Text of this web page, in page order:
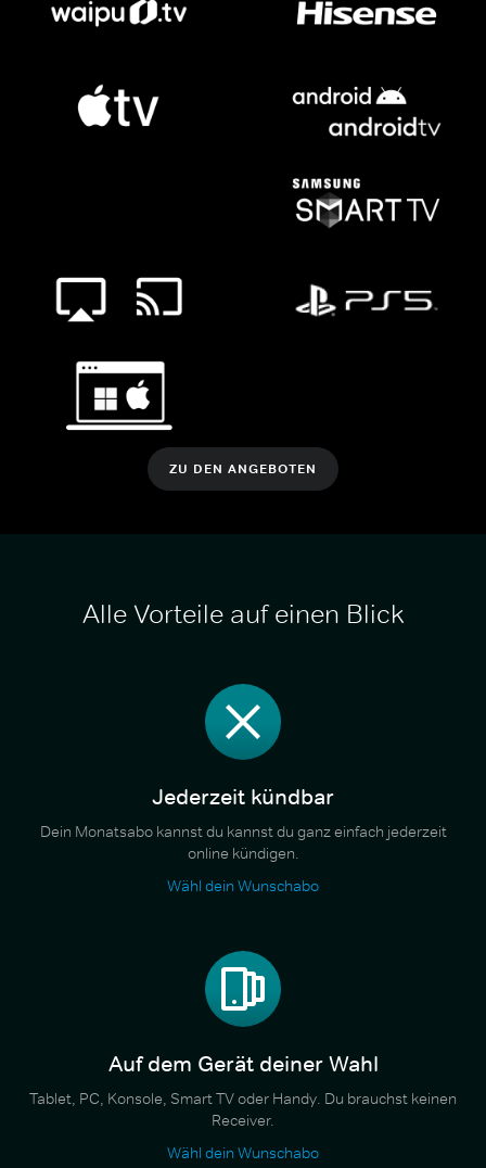
ZU DEN ANGEBOTEN
Alle Vorteile auf einen Blick
Jederzeit kündbar
Dein Monatsabo kannst du kannst du ganz einfach jederzeit
online kündigen.
Wähl dein Wunschabo
Auf dem Gerät deiner Wahl
Tablet, PC, Konsole, Smart TV oder Handy. Du brauchst keinen
Receiver.
Wähl dein Wunschabo